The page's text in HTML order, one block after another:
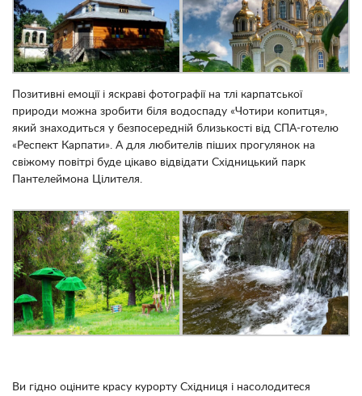
Позитивні емоції і яскраві фотографії на тлі карпатської
природи можна зробити біля водоспаду «Чотири копитця»,
який знаходиться у безпосередній близькості від СПА-готелю
«Респект Карпати». А для любителів піших прогулянок на
свіжому повітрі буде цікаво відвідати Східницький парк
Пантелеймона Цілителя.
Ви гідно оціните красу курорту Східниця і насолодитеся